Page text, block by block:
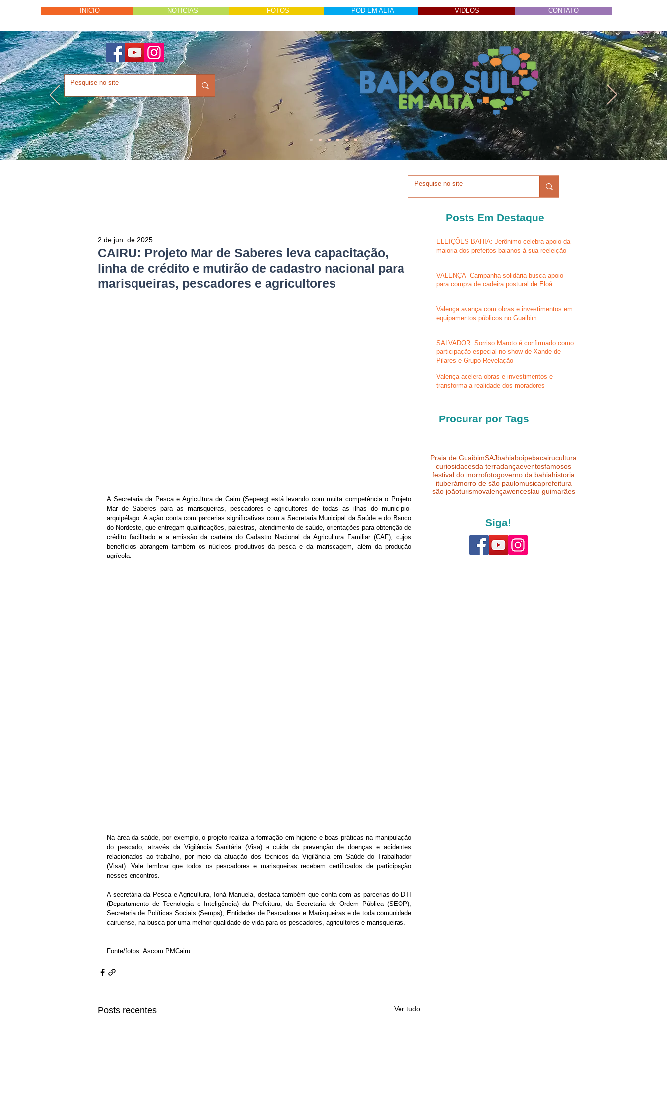
INÍCIO NOTÍCIAS FOTOS POD EM ALTA VÍDEOS CONTATO
CAIRU: Projeto Mar de Saberes leva capacitação,
linha de crédito e mutirão de cadastro nacional para
marisqueiras, pescadores e agricultores
2 de jun. de 2025
A Secretaria da Pesca e Agricultura de Cairu (Sepeag) está levando com muita competência o Projeto
Mar de Saberes para as marisqueiras, pescadores e agricultores de todas as ilhas do município-
arquipélago. A ação conta com parcerias significativas com a Secretaria Municipal da Saúde e do Banco
do Nordeste, que entregam qualificações, palestras, atendimento de saúde, orientações para obtenção de
crédito facilitado e a emissão da carteira do Cadastro Nacional da Agricultura Familiar (CAF), cujos
benefícios abrangem também os núcleos produtivos da pesca e da mariscagem, além da produção
agrícola.
Na área da saúde, por exemplo, o projeto realiza a formação em higiene e boas práticas na manipulação
do pescado, através da Vigilância Sanitária (Visa) e cuida da prevenção de doenças e acidentes
relacionados ao trabalho, por meio da atuação dos técnicos da Vigilância em Saúde do Trabalhador
(Visat). Vale lembrar que todos os pescadores e marisqueiras recebem certificados de participação
nesses encontros.
A secretária da Pesca e Agricultura, Ioná Manuela, destaca também que conta com as parcerias do DTI
(Departamento de Tecnologia e Inteligência) da Prefeitura, da Secretaria de Ordem Pública (SEOP),
Secretaria de Políticas Sociais (Semps), Entidades de Pescadores e Marisqueiras e de toda comunidade
cairuense, na busca por uma melhor qualidade de vida para os pescadores, agricultores e marisqueiras.
Fonte/fotos: Ascom PMCairu
Posts recentes Ver tudo
Posts Em Destaque
ELEIÇÕES BAHIA: Jerônimo celebra apoio da
maioria dos prefeitos baianos à sua reeleição
VALENÇA: Campanha solidária busca apoio
para compra de cadeira postural de Eloá
Valença avança com obras e investimentos em
equipamentos públicos no Guaibim
SALVADOR: Sorriso Maroto é confirmado como
participação especial no show de Xande de
Pilares e Grupo Revelação
Valença acelera obras e investimentos e
transforma a realidade dos moradores
Procurar por Tags
Praia de GuaibimSAJbahiaboipebacairucultura
curiosidadesda terradançaeventosfamosos
festival do morrofotogoverno da bahiahistoria
ituberámorro de são paulomusicaprefeitura
são joãoturismovalençawenceslau guimarães
Siga!